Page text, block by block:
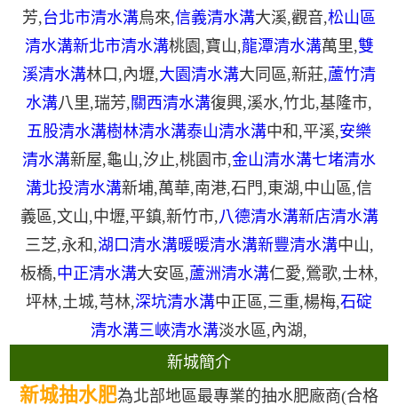
芳,台北市清水溝烏來,信義清水溝大溪,觀音,松山區
清水溝新北市清水溝桃園 ,寶山,龍潭清水溝萬里,雙
溪清水溝林口 ,內壢,大園清水溝大同區,新莊,蘆竹清
水溝八里,瑞芳,關西清水溝復興,溪水,竹北,基隆市,
五股清水溝樹林清水溝泰山清水溝中和 ,平溪,安樂
清水溝新屋,龜山,汐止,桃園市,金山清水溝七堵清水
溝北投清水溝新埔,萬華,南港,石門 ,東湖,中山區,信
義區,文山,中壢,平鎮,新竹市,八德清水溝新店清水溝
三芝,永和 ,湖口清水溝暖暖清水溝新豐清水溝中山,
板橋,中正清水溝大安區,蘆洲清水溝仁愛,鶯歌,士林,
坪林,土城,芎林,深坑清水溝中正區,三重,楊梅,石碇
清水溝三峽清水溝淡水區,內湖,
新城簡介
新城抽水肥為北部地區最專業的抽水肥廠商(合格